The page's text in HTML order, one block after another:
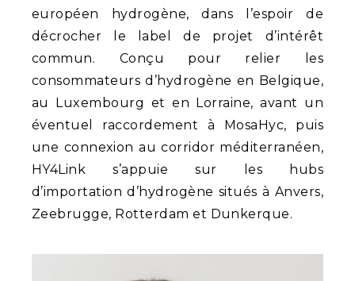
européen hydrogène, dans l’espoir de
décrocher le label de projet d’intérêt
commun. Conçu pour relier les
consommateurs d’hydrogène en Belgique,
au Luxembourg et en Lorraine, avant un
éventuel raccordement à MosaHyc, puis
une connexion au corridor méditerranéen,
HY4Link s’appuie sur les hubs
d’importation d’hydrogène situés à Anvers,
Zeebrugge, Rotterdam et Dunkerque.